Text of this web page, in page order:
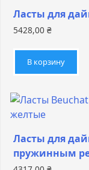
Ласты для
5428,00 ₴
В корзину
Ласты для
пружинным